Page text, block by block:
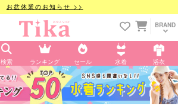
お盆休業のお知らせ >>
BRAND
検索 ランキング セール 水着 浴衣